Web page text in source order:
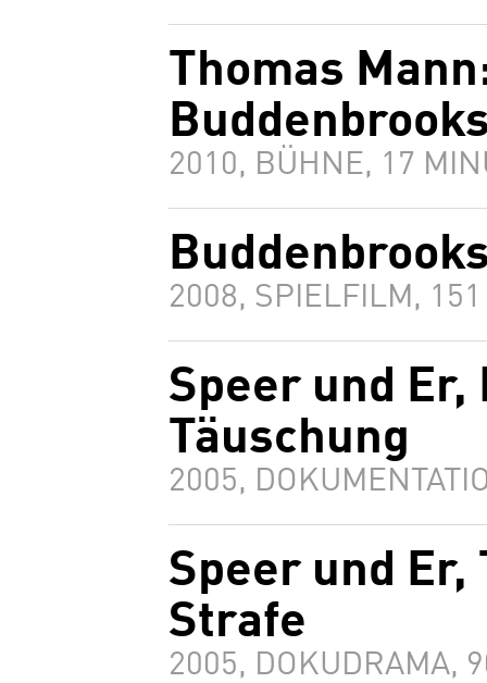
Thomas
2010, BÜHNE, 17
2008, SPIELFILM,
Speer und
Täuschung
2005,
Speer und Er,
Strafe
2005, DOKUDRAMA,